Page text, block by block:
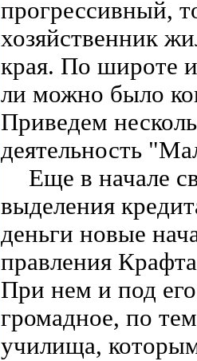
прогрессивный,
хозяйственник
края. По широте
ли можно было
Приведем
деятельность
Еще в начале
выделения
деньги новые
правления
При нем и под
громадное, по
училища,